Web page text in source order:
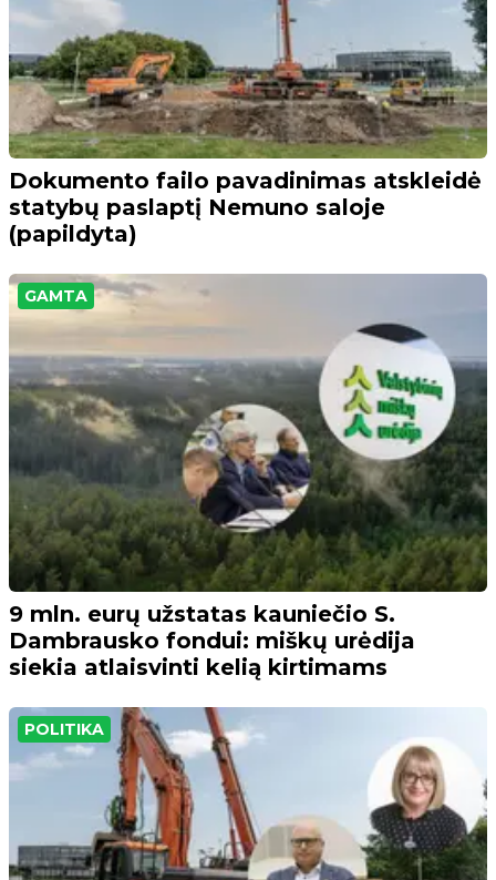
Dokumento failo pavadinimas atskleidė
statybų paslaptį Nemuno saloje
(papildyta)
GAMTA
9 mln. eurų užstatas kauniečio S.
Dambrausko fondui: miškų urėdija
siekia atlaisvinti kelią kirtimams
POLITIKA